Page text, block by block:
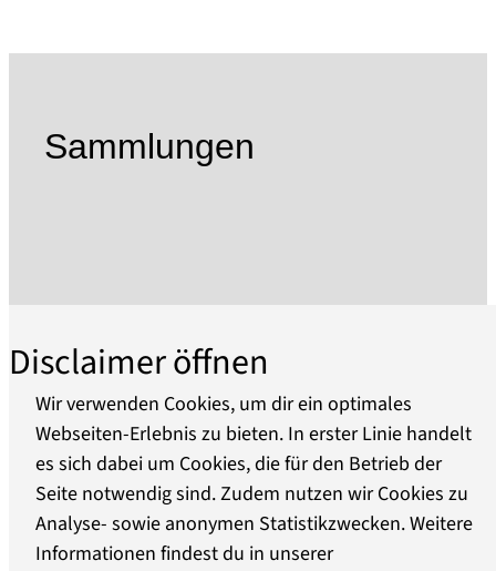
Bundesregierung verzeichnet.
Mit über 34.000 Bestandseinheiten in der
vornehmlich auf den Erwerb von Primär- und
Sekundärzeugnissen zu Leben und Werk
Heinrich von Kleists. Dies schließt Werke der
bildenden Kunst sowie auch Zeugnisse der
darstellenden Kunst und der Musik ein.
Darüber hinaus ist das Museum dem Erbe der
Dichter Ewald Christian und Franz Alexander von
Kleist sowie Caroline und Friedrich de la Motte
Sammlungen
Über uns
Barrierefreiheit
Disclaimer öffnen
Wir verwenden Cookies, um dir ein optimales
Webseiten-Erlebnis zu bieten. In erster Linie handelt
es sich dabei um Cookies, die für den Betrieb der
Seite notwendig sind. Zudem nutzen wir Cookies zu
Analyse- sowie anonymen Statistikzwecken. Weitere
Informationen findest du in unserer